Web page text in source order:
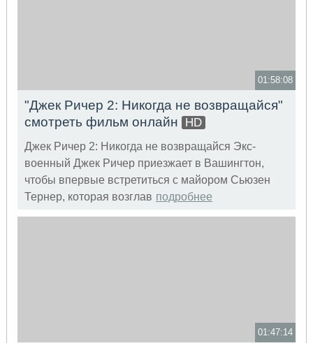
01:58:08
"Джек Ричер 2: Никогда не возвращайся"
смотреть фильм онлайн
HD
Джек Ричер 2: Никогда не возвращайся Экс-
военный Джек Ричер приезжает в Вашингтон,
чтобы впервые встретиться с майором Сьюзен
Тернер, которая возглав подробнее
01:47:14